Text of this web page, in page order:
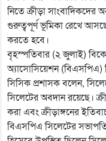
নিতে ক্রীড়া সাংবাদিকদের
গুরুত্বপূর্ণ ভূমিকা রেখে
করতে হবে।
বৃহস্পতিবার (২ জুলাই)
অ্যাসোসিয়েশন (বিএসপিএ)
সিসিক প্রশাসক বলেন,
সিলেটের অবদান রয়েছে।
করা এবং ক্রীড়াঙ্গনের
বিএসপিএ সিলেটের